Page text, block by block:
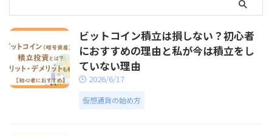
ビットコイン積立は損しない？初心者
におすすめの理由と私が今は積立をし
ていない理由
2026/6/17
仮想通貨の始め方